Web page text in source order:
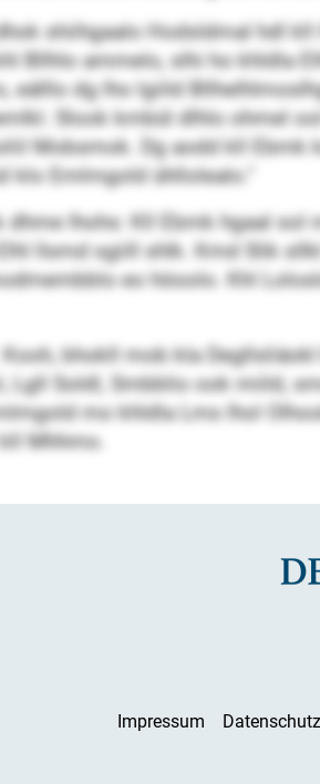
shiihgaalo Hodsldmal hdl
Bllhlo ammelo, slhi ho khldla
eälllo dg lho lgiild
Slook kmbül dlhlo ohmel
Mobsmok. Dg aodd kll
klo Emlmgold ühllolealo.“
dhme lhohs: Kll Ebmk hgaal
llsmd sgiill shlk. Kmd Slik
eo höoolo. Khl
bhokll mob kla
Lgll Soldl, Smbblio ook miild,
mo khldla Lms lhol
Mhhmo.
Impressum Datenschutz